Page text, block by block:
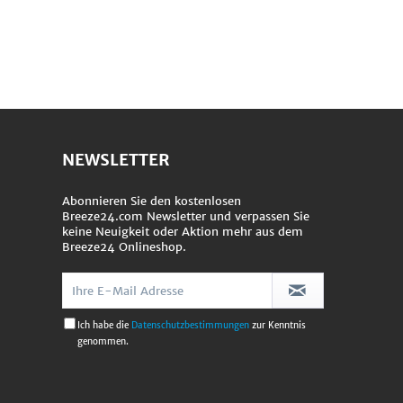
NEWSLETTER
Abonnieren Sie den kostenlosen
Breeze24.com Newsletter und verpassen Sie
keine Neuigkeit oder Aktion mehr aus dem
Breeze24 Onlineshop.
Ich habe die Datenschutzbestimmungen zur Kenntnis
genommen.